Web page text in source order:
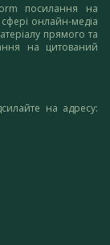
посилання на
сфері онлайн-медіа
прямого та
на цитований
на адресу: